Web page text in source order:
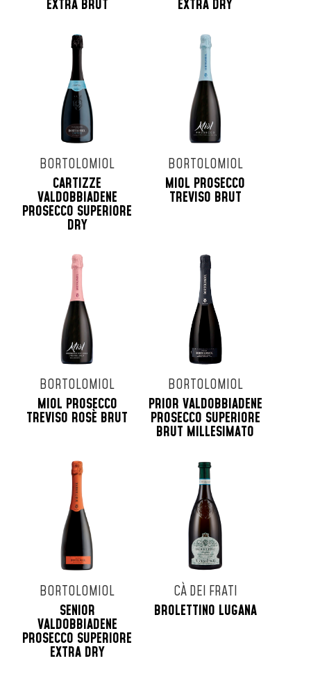
EXTRA BRUT EXTRA DRY
BORTOLOMIOL
CARTIZZE
VALDOBBIADENE
PROSECCO SUPERIORE
DRY
BORTOLOMIOL
MIOL PROSECCO
TREVISO BRUT
BORTOLOMIOL
MIOL PROSECCO
TREVISO ROSÈ BRUT
BORTOLOMIOL
PRIOR VALDOBBIADENE
PROSECCO SUPERIORE
BRUT MILLESIMATO
BORTOLOMIOL
SENIOR
VALDOBBIADENE
PROSECCO SUPERIORE
EXTRA DRY
CÀ DEI FRATI
BROLETTINO LUGANA